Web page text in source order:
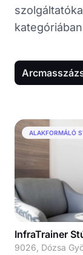
ALAKFORMÁLÓ
InfraTrainer
9026, Dózsa